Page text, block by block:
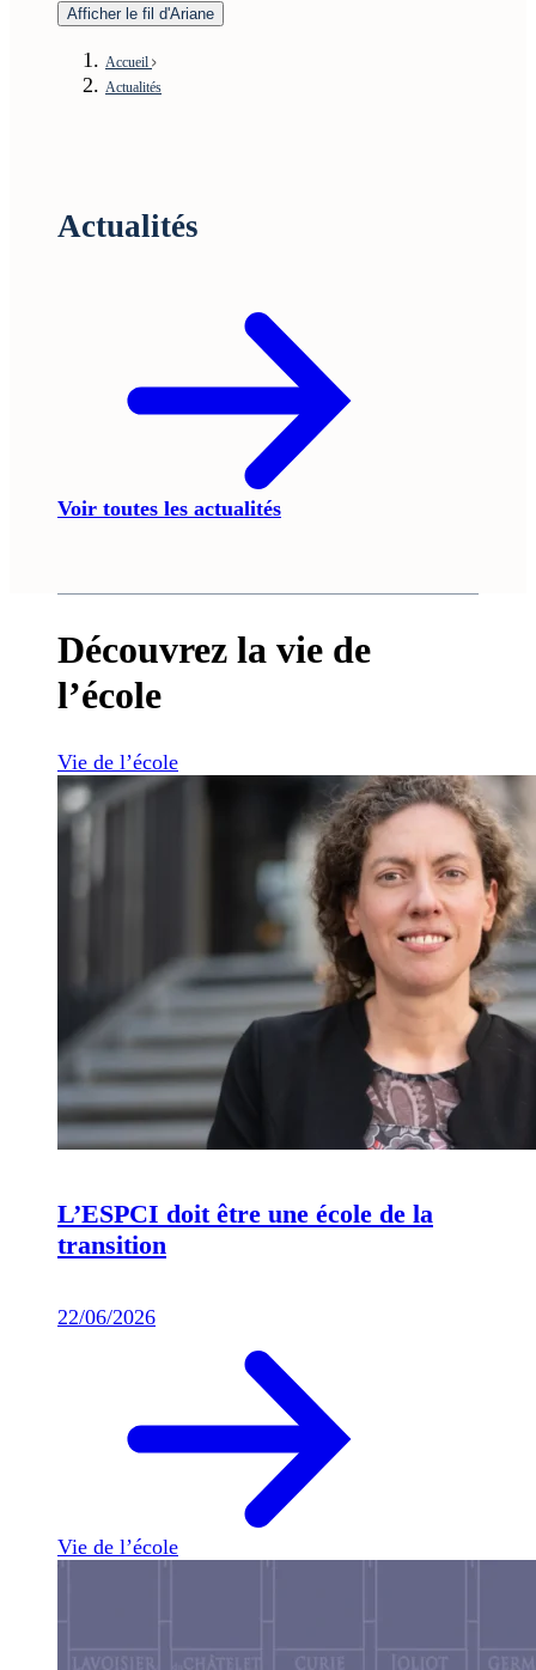
Afficher le fil d'Ariane
Accueil
Actualités
Actualités
Voir toutes les actualités
Découvrez la vie de
l’école
Vie de l’école
L’ESPCI doit être une école de la
transition
22/06/2026
Vie de l’école